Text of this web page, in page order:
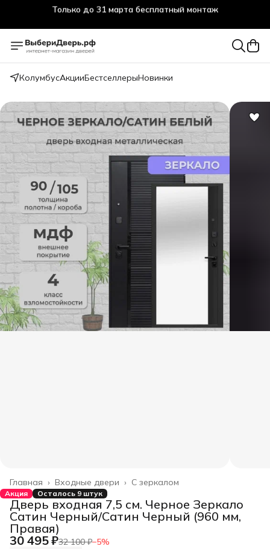
Только до 31 марта бесплатный монтаж
КолумбусАкцииБестселлерыНовинки
С зеркалом
Входные двери ›
Главная ›
Акция Осталось 9 штук
Дверь входная 7,5 см. Черное Зеркало
Сатин Черный/Сатин Черный (960 мм,
Правая)
30 495 ₽32 100 ₽−5%